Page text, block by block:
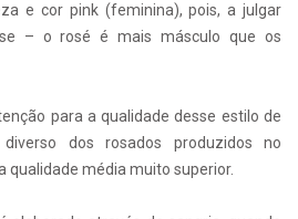
e cor pink (feminina), pois, a julgar
– o rosé é mais másculo que os
para a qualidade desse estilo de
dos rosados produzidos no
qualidade média muito superior.